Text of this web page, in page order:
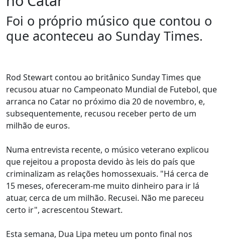
Foi o próprio músico que contou o
que aconteceu ao Sunday Times.
Rod Stewart contou ao britânico Sunday Times que
recusou atuar no Campeonato Mundial de Futebol, que
arranca no Catar no próximo dia 20 de novembro, e,
subsequentemente, recusou receber perto de um
milhão de euros.
Numa entrevista recente, o músico veterano explicou
que rejeitou a proposta devido às leis do país que
criminalizam as relações homossexuais. "Há cerca de
15 meses, ofereceram-me muito dinheiro para ir lá
atuar, cerca de um milhão. Recusei. Não me pareceu
certo ir", acrescentou Stewart.
Esta semana, Dua Lipa meteu um ponto final nos